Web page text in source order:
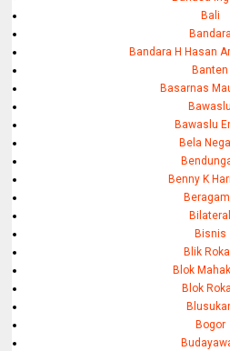
Bali
Bandara
Bandara H Hasan
Banten
Basarnas
Bawaslu
Bawaslu
Bela
Benny K
Bilateral
Bisnis
Blik
Blok
Blok
Bogor